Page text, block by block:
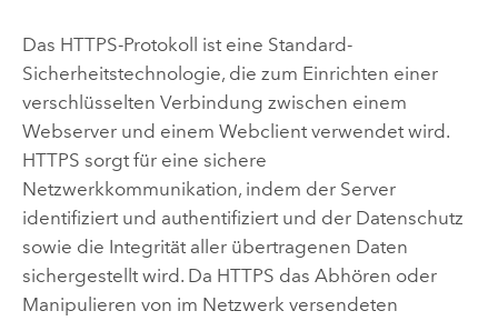
Das HTTPS-Protokoll ist eine Standard-
Sicherheitstechnologie, die zum Einrichten einer
verschlüsselten Verbindung zwischen einem
Webserver und einem Webclient verwendet wird.
HTTPS sorgt für eine sichere
Netzwerkkommunikation, indem der Server
identifiziert und authentifiziert und der Datenschutz
sowie die Integrität aller übertragenen Daten
sichergestellt wird. Da HTTPS das Abhören oder
Manipulieren von im Netzwerk versendeten